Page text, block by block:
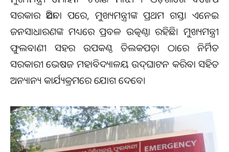
ସରକାର ଆସିବା ପରେ, ମୁଖ୍ୟମନ୍ତ୍ରୀଙ୍କ ପ୍ରଥମ ଗସ୍ତ। ଏନେଇ
ଜନସାଧାରଣଙ୍କ ମଧ୍ୟରେ ପ୍ରବଳ ଉତ୍କଣ୍ଠା ରହିଛି। ମୁଖ୍ୟମନ୍ତ୍ରୀ
ଫୁଲବାଣୀ ସହର ଉପକଣ୍ଠ ତିଲକପଡ଼ା ଠାରେ ନିର୍ମିତ
ସରକାରୀ ଭେଷଜ ମହାବିଦ୍ୟାଳୟ ଉଦ୍‌ଘାଟନ କରିବା ସହିତ
ଅନ୍ୟାନ୍ୟ କାର୍ଯ୍ୟକ୍ରମରେ ଯୋଗ ଦେବେ।